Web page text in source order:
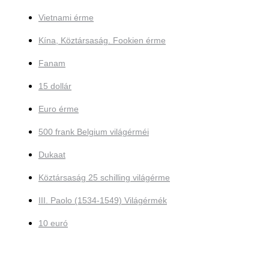
Vietnami érme
Kína, Köztársaság. Fookien érme
Fanam
15 dollár
Euro érme
500 frank Belgium világérméi
Dukaat
Köztársaság 25 schilling világérme
III. Paolo (1534-1549) Világérmék
10 euró